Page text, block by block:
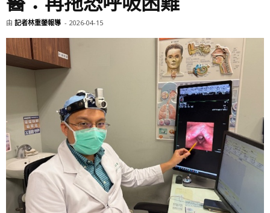
由 記者林重鎣報導 - 2026-04-15